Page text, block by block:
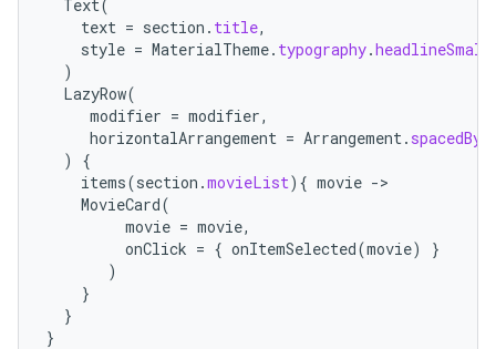
Text(
text = section . title,
style = MaterialTheme. typography.headlineSmall
)
LazyRow(
modifier = modifier,
horizontalArrangement = Arrangement . spacedBy
)
{
items(section .movieList){ movie -
MovieCard(
movie = movie,
onClick = { onItemSelected(movie)
}
)
}
}
}